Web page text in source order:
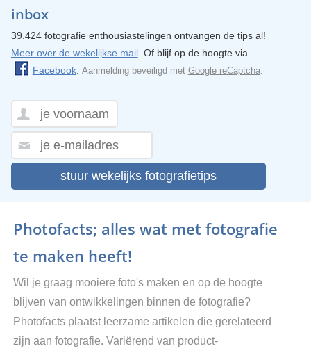
inbox
39.424 fotografie enthousiastelingen ontvangen de tips al!
Meer over de wekelijkse mail. Of blijf op de hoogte via
Facebook. Aanmelding beveiligd met Google reCaptcha.
stuur wekelijks fotografietips
Photofacts; alles wat met fotografie
te maken heeft!
Wil je graag mooiere foto's maken en op de hoogte
blijven van ontwikkelingen binnen de fotografie?
Photofacts plaatst leerzame artikelen die gerelateerd
zijn aan fotografie. Variërend van product-